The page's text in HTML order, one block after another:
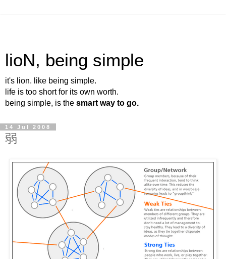
lioN, being simple
it's lion. like being simple.
life is too short for its own worth.
being simple, is the smart way to go.
14 Jul 2008
弱